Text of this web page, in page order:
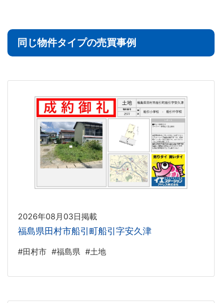
同じ物件タイプの売買事例
2026年08月03日掲載
福島県田村市船引町船引字安久津
#田村市 #福島県 #土地